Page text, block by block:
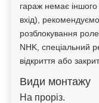
гараж немає
вхід),
розблокування
NHK, спеціальний
відкриття або
Види монтажу
На проріз.